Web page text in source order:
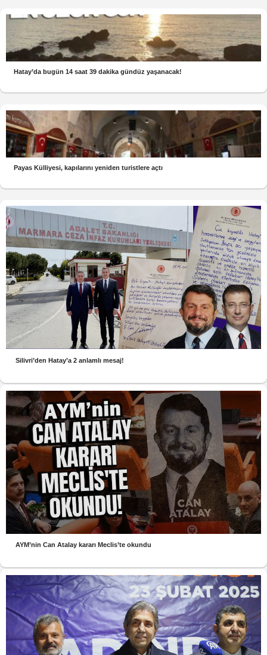
Hatay’da bugün 14 saat 39 dakika gündüz yaşanacak!
Payas Külliyesi, kapılarını yeniden turistlere açtı
Silivri’den Hatay’a 2 anlamlı mesaj!
AYM’nin Can Atalay kararı Meclis’te okundu